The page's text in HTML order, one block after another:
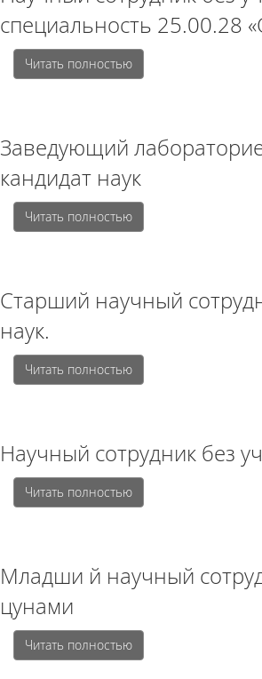
специальность 25.00.28
Читать полностью
Заведующий
кандидат наук
Читать полностью
Старший научный
наук.
Читать полностью
Научный сотрудник без
Читать полностью
Младши й научный
цунами
Читать полностью